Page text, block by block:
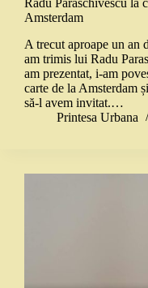
Radu Paraschivescu la
Amsterdam
A trecut aproape un an
am trimis lui Radu
am prezentat, i-am
carte de la Amsterdam
să-l avem invitat.…
Printesa Urbana